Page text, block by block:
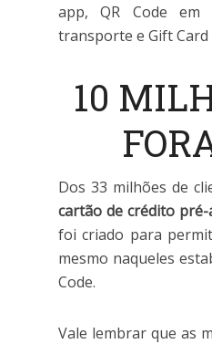
app, QR Code em
transporte e Gift Card
10
Dos 33 milhões de
cartão de crédito
foi criado para
mesmo naqueles
Code.
Vale lembrar que as